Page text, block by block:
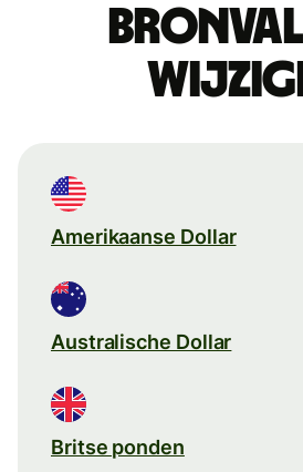
Amerikaanse Dollar
Australische Dollar
Britse ponden